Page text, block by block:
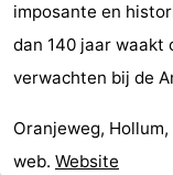
Minigolfbanen
Natuur
-
imposante en
dan 140 jaar waakt
verwachten bij de
Oranjeweg, Hollum,
web. Website